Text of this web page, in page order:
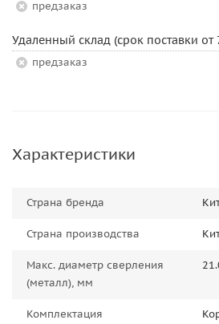
Предзаказ
Удаленный склад (срок поставки от
Предзаказ
Характеристики
Страна бренда
Страна производства
Макс. диаметр сверления
(металл), мм
Комплектация